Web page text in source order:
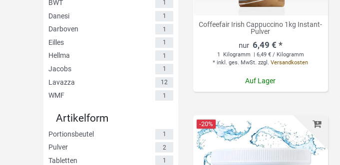
BWT 1
Danesi 1
Darboven 1
Eilles 1
Hellma 1
Jacobs 1
Lavazza 12
WMF 1
Artikelform
Portionsbeutel 1
Pulver 2
Tabletten 1
Coffeefair Irish Cappuccino 1kg Instant-
Pulver
6,49 € *
1 Kilogramm
| 6,49 € / Kilogramm
*inkl. ges. MwSt. zzgl.Versandkosten
Auf Lager
-20%